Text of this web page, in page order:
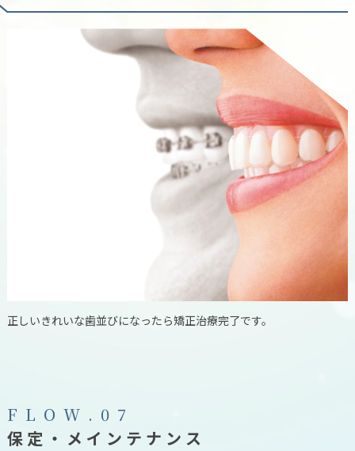
正しいきれいな歯並びになったら矯正治療完了です。
F L O W . 0 7
保定・メインテナンス